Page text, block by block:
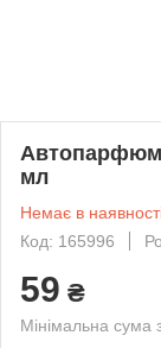
Автопарфюм
мл
Немає в
Код: 165996
59 ₴
Мінімальна сума